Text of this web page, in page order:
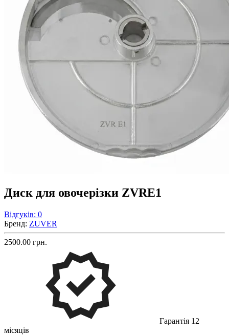
Диск для овочерізки ZVRE1
Відгуків: 0
Бренд: ZUVER
2500.00 грн.
Гарантія 12
місяців